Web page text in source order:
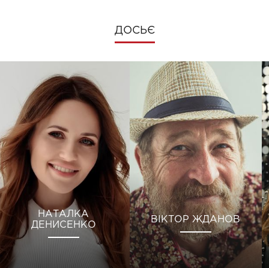
ДОСЬЄ
НАТАЛКА
ДЕНИСЕНКО
ВІКТОР ЖДАНОВ